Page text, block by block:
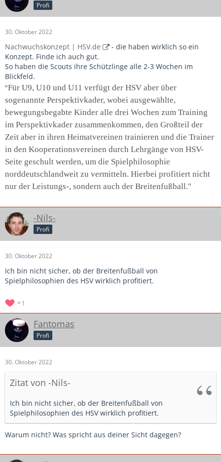
Profi
30. Oktober 2022
Nachwuchskonzept | HSV.de
- die haben wirklich so ein
Konzept. Finde ich auch gut.
So haben die Scouts ihre Schützlinge alle 2-3 Wochen im
Blickfeld.
"Für U9, U10 und U11 verfügt der HSV aber über
sogenannte Perspektivkader, wobei ausgewählte,
bewegungsbegabte Kinder alle drei Wochen zum Training
im Perspektivkader zusammenkommen, den Großteil der
Zeit aber in ihren Heimatvereinen trainieren und die Trainer
in den Kooperationsvereinen durch Lehrgänge von HSV-
Seite geschult werden, um die Spielphilosophie
norddeutschlandweit zu vermitteln. Hierbei profitiert nicht
nur der Leistungs-, sondern auch der Breitenfußball."
-Nils-
Profi
30. Oktober 2022
Ich bin nicht sicher, ob der Breitenfußball von
Spielphilosophien des HSV wirklich profitiert.
1
Fantomas
Profi
30. Oktober 2022
Zitat von -Nils-
Ich bin nicht sicher, ob der Breitenfußball von
Spielphilosophien des HSV wirklich profitiert.
Warum nicht? Was spricht aus deiner Sicht dagegen?